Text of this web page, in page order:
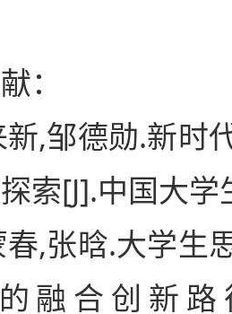
：
,邹德勋.新时
索[J].中国大
,张晗.大学生
融合创新路